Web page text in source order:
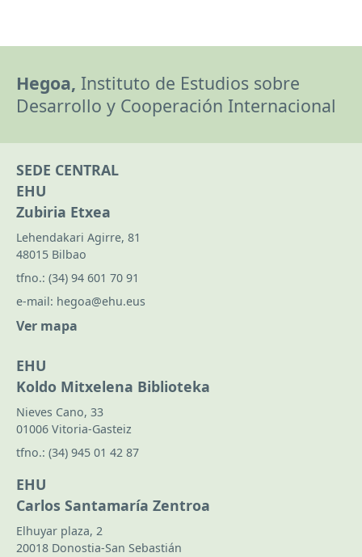
Hegoa, Instituto de Estudios sobre
Desarrollo y Cooperación Internacional
SEDE CENTRAL
EHU
Zubiria Etxea
Lehendakari Agirre, 81
48015 Bilbao
tfno.: (34) 94 601 70 91
e-mail: hegoa@ehu.eus
Ver mapa
EHU
Koldo Mitxelena Biblioteka
Nieves Cano, 33
01006 Vitoria-Gasteiz
tfno.: (34) 945 01 42 87
EHU
Carlos Santamaría Zentroa
Elhuyar plaza, 2
20018 Donostia-San Sebastián